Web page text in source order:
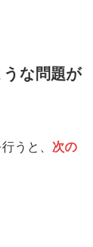
な問題が
うと、 次の